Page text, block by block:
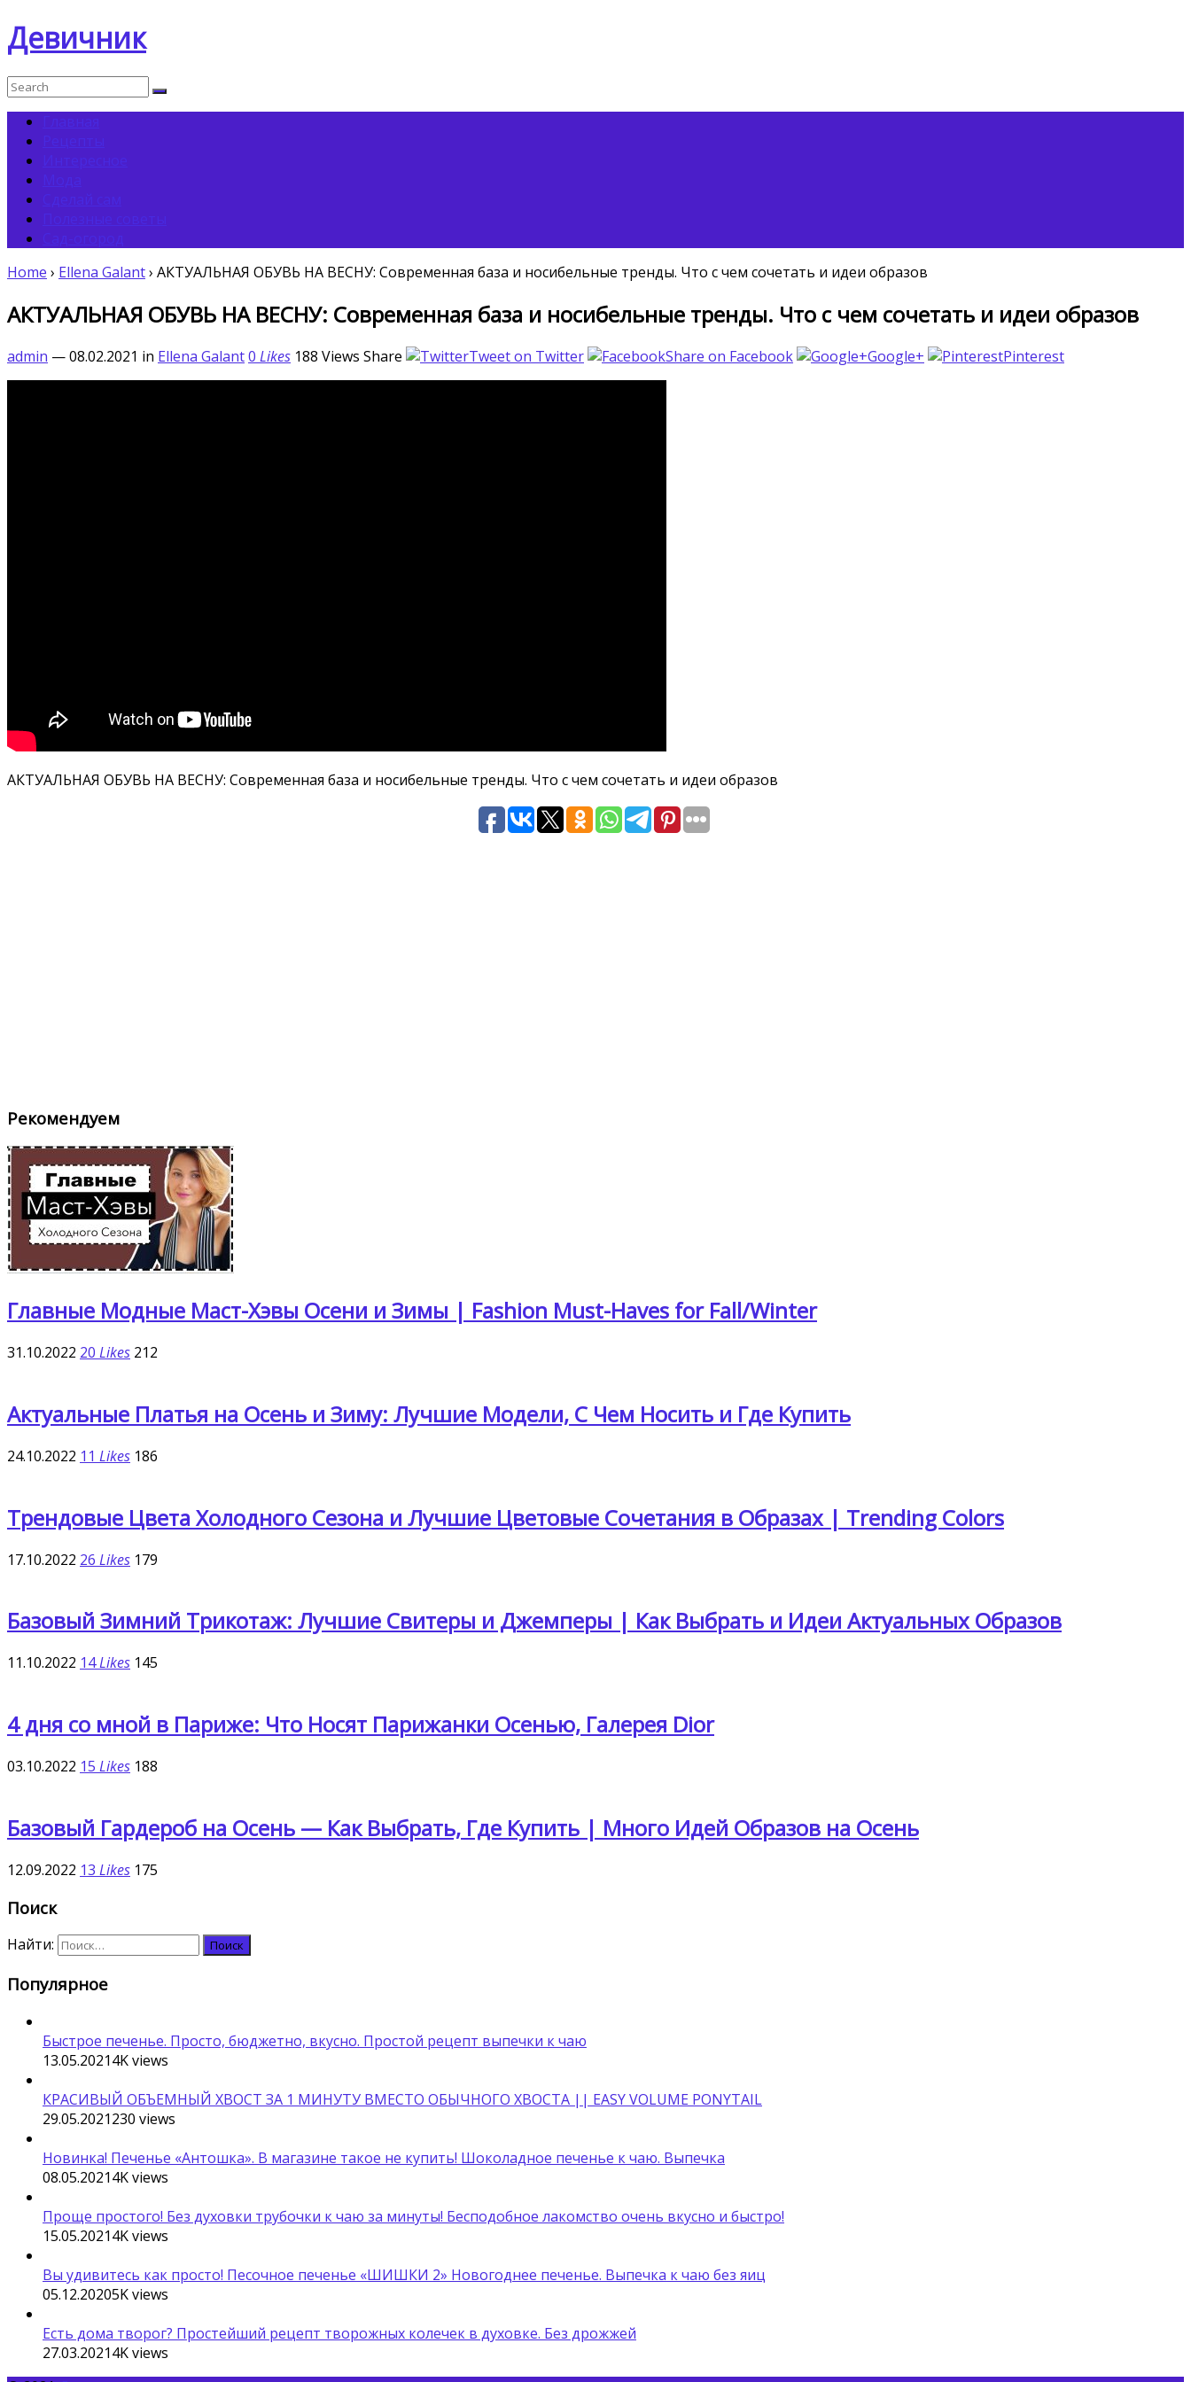
Девичник
Home › Ellena Galant› АКТУАЛЬНАЯ ОБУВЬ НА ВЕСНУ: Современная база и носибельные тренды. Что с чем сочетать и идеи образов
АКТУАЛЬНАЯ ОБУВЬ НА ВЕСНУ: Современная база и носибельные тренды. Что с чем сочетать и идеи образов
admin — 08.02.2021 in Ellena Galant0 Likes 188 Views Share Tweet on Twitter Share on Facebook Google+ Pinterest
АКТУАЛЬНАЯ ОБУВЬ НА ВЕСНУ: Современная база и носибельные тренды. Что с чем сочетать и идеи образов
Рекомендуем
Главные Модные Маст-Хэвы Осени и Зимы | Fashion Must-Haves for Fall/Winter
31.10.2022 20 Likes 212
Актуальные Платья на Осень и Зиму: Лучшие Модели, С Чем Носить и Где Купить
24.10.2022 11 Likes 186
Трендовые Цвета Холодного Сезона и Лучшие Цветовые Сочетания в Образах | Trending Colors
17.10.2022 26 Likes 179
Базовый Зимний Трикотаж: Лучшие Свитеры и Джемперы | Как Выбрать и Идеи Актуальных Образов
11.10.2022 14Likes 145
4 дня со мной в Париже: Что Носят Парижанки Осенью, Галерея Dior
03.10.2022 15 Likes 188
Базовый Гардероб на Осень — Как Выбрать, Где Купить | Много Идей Образов на Осень
12.09.2022 13 Likes 175
Поиск
Найти:
Популярное
Быстрое печенье. Просто, бюджетно, вкусно. Простой рецепт выпечки к чаю
13.05.20214Kviews
КРАСИВЫЙ ОБЪЕМНЫЙ ХВОСТ ЗА 1 МИНУТУ ВМЕСТО ОБЫЧНОГО ХВОСТА || EASY VOLUME PONYTAIL
29.05.2021230 views
Новинка! Печенье «Антошка». В магазине такое не купить! Шоколадное печенье к чаю. Выпечка
08.05.20214Kviews
Проще простого! Без духовки трубочки к чаю за минуты! Бесподобное лакомство очень вкусно и быстро!
15.05.20214Kviews
Вы удивитесь как просто! Песочное печенье «ШИШКИ 2» Новогоднее печенье. Выпечка к чаю без яиц
05.12.20205Kviews
Есть дома творог? Простейший рецепт творожных колечек в духовке. Без дрожжей
27.03.20214Kviews